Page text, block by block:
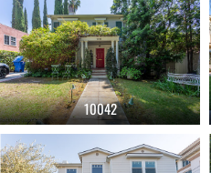
10042